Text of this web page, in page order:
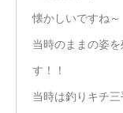
懐かしいですね～
当時のままの姿
す！！
当時は釣りキチ